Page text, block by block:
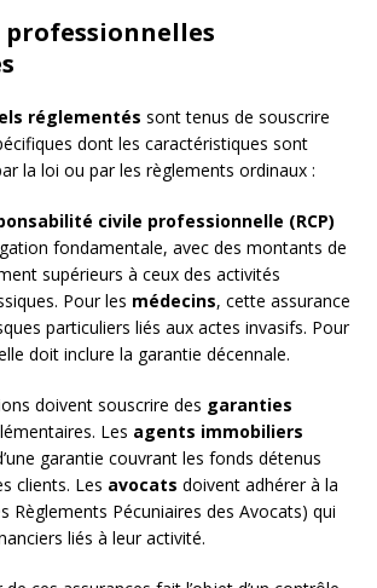
professionnelles
réglementés sont tenus de souscrire
dont les caractéristiques sont
la loi ou par les règlements ordinaux :
civile professionnelle (RCP)
fondamentale, avec des montants de
supérieurs à ceux des activités
Pour les médecins, cette assurance
particuliers liés aux actes invasifs. Pour
doit inclure la garantie décennale.
doivent souscrire des garanties
Les agents immobiliers
garantie couvrant les fonds détenus
clients. Les avocats doivent adhérer à la
Règlements Pécuniaires des Avocats) qui
liés à leur activité.